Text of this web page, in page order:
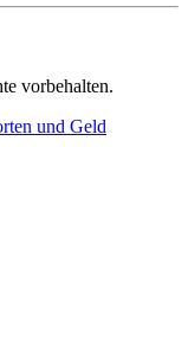
vorbehalten.